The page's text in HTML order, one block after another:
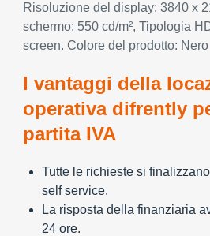
Risoluzione del display: 3840 x
schermo: 550 cd/m², Tipologia
screen. Colore del prodotto: Nero
I vantaggi della
operativa difrently
partita IVA
Tutte le richieste si
self service.
La risposta della finanziaria
24 ore.